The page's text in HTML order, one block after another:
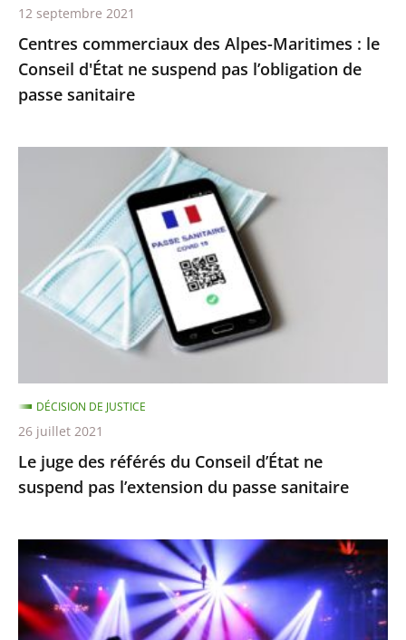
pas
l’obligation
de
passe
Centres commerciaux des Alpes-Maritimes : le
Conseil d'État ne suspend pas l’obligation de
passe sanitaire
12 septembre 2021
Conseil
d’État
pas
l’extension
du
passe
sanitaire
Le juge des référés du Conseil d’État ne
suspend pas l’extension du passe sanitaire
DÉCISION DE JUSTICE
26 juillet 2021
La
fermeture
des
discothèques